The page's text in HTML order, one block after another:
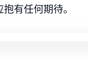
有任何期待。